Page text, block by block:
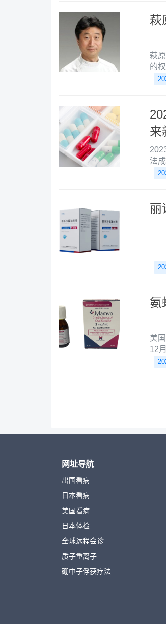
人
萩
萩
的
血
来
法
展
贡
丽
氨
美
12
溶
网址导航
出国看病
日本看病
美国看病
日本体检
全球远程会诊
质子重离子
硼中子俘获疗法